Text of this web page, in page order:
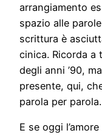
arrangiamento
spazio alle
scrittura è
cinica. Ricorda
degli anni ’90,
presente, qui,
parola per parola.
E se oggi